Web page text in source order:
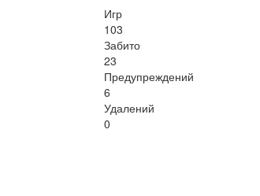
Игр
103
Забито
23
Предупреждений
6
Удалений
0